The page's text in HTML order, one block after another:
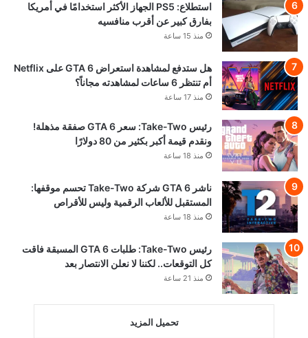
استطلاع: PS5 الجهاز الأكثر استخدامًا في أمريكا
بفارق كبير عن أقرب منافسيه
منذ 15 ساعة
هل ستدفع لمشاهدة استعراض GTA 6 على Netflix
أم تنتظر 6 ساعات لمشاهدته مجاناً؟
منذ 17 ساعة
رئيس Take-Two: سعر GTA 6 صفقة مذهلة!
ونقدم قيمة أكبر بكثير من 80 دولارًا
منذ 18 ساعة
ناشر GTA 6 شركة Take-Two تحسم موقفها:
المستقبل للألعاب الرقمية وليس للأقراص
منذ 18 ساعة
رئيس Take-Two: طلبات GTA 6 المسبقة فاقت
كل التوقعات.. لكننا لا نعلن الانتصار بعد
منذ 21 ساعة
تحميل المزيد